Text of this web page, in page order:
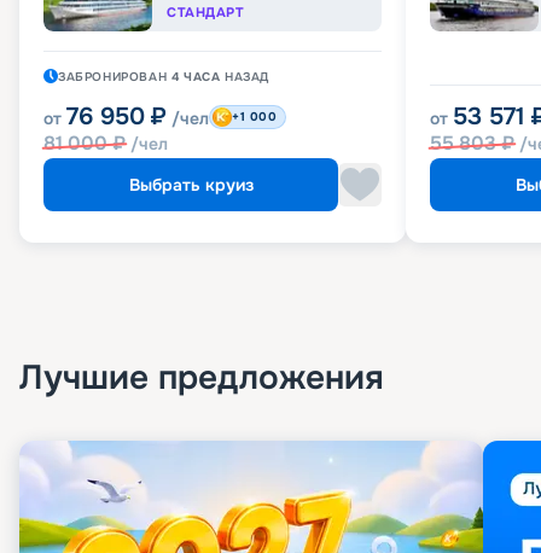
СТАНДАРТ
ЗАБРОНИРОВАН 4 ЧАСА НАЗАД
от 76 950 ₽ /чел
81 000₽ /чел
+1 000
Выбрать круиз
от 53 571
55 803₽ /
Лучшие предложения